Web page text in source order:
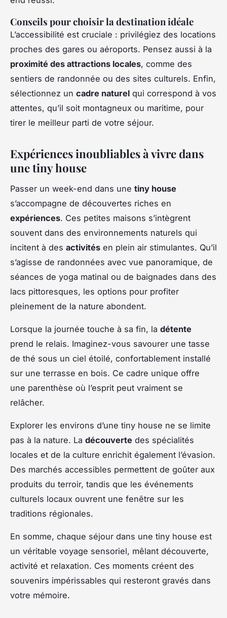
Conseils pour choisir la destination idéale
L’accessibilité est cruciale : privilégiez des locations
proches des gares ou aéroports. Pensez aussi à la
proximité des attractions locales, comme des
sentiers de randonnée ou des sites culturels. Enfin,
sélectionnez un cadre naturel qui correspond à vos
attentes, qu’il soit montagneux ou maritime, pour
tirer le meilleur parti de votre séjour.
Expériences inoubliables à vivre dans
une tiny house
Passer un week-end dans une tiny house
s’accompagne de découvertes riches en
expériences. Ces petites maisons s’intègrent
souvent dans des environnements naturels qui
incitent à des activités en plein air stimulantes. Qu’il
s’agisse de randonnées avec vue panoramique, de
séances de yoga matinal ou de baignades dans des
lacs pittoresques, les options pour profiter
pleinement de la nature abondent.
Lorsque la journée touche à sa fin, la détente
prend le relais. Imaginez-vous savourer une tasse
de thé sous un ciel étoilé, confortablement installé
sur une terrasse en bois. Ce cadre unique offre
une parenthèse où l’esprit peut vraiment se
relâcher.
Explorer les environs d’une tiny house ne se limite
pas à la nature. La découverte des spécialités
locales et de la culture enrichit également l’évasion.
Des marchés accessibles permettent de goûter aux
produits du terroir, tandis que les événements
culturels locaux ouvrent une fenêtre sur les
traditions régionales.
En somme, chaque séjour dans une tiny house est
un véritable voyage sensoriel, mêlant découverte,
activité et relaxation. Ces moments créent des
souvenirs impérissables qui resteront gravés dans
votre mémoire.